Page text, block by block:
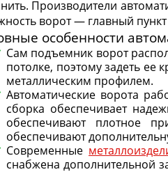
Производители
ворот — главный
особенности
Сам подъемник ворот
потолке, поэтому задеть
металлическим профилем.
Автоматические ворота
сборка обеспечивает
обеспечивают плотное
обеспечивают
Современные
снабжена дополнительной